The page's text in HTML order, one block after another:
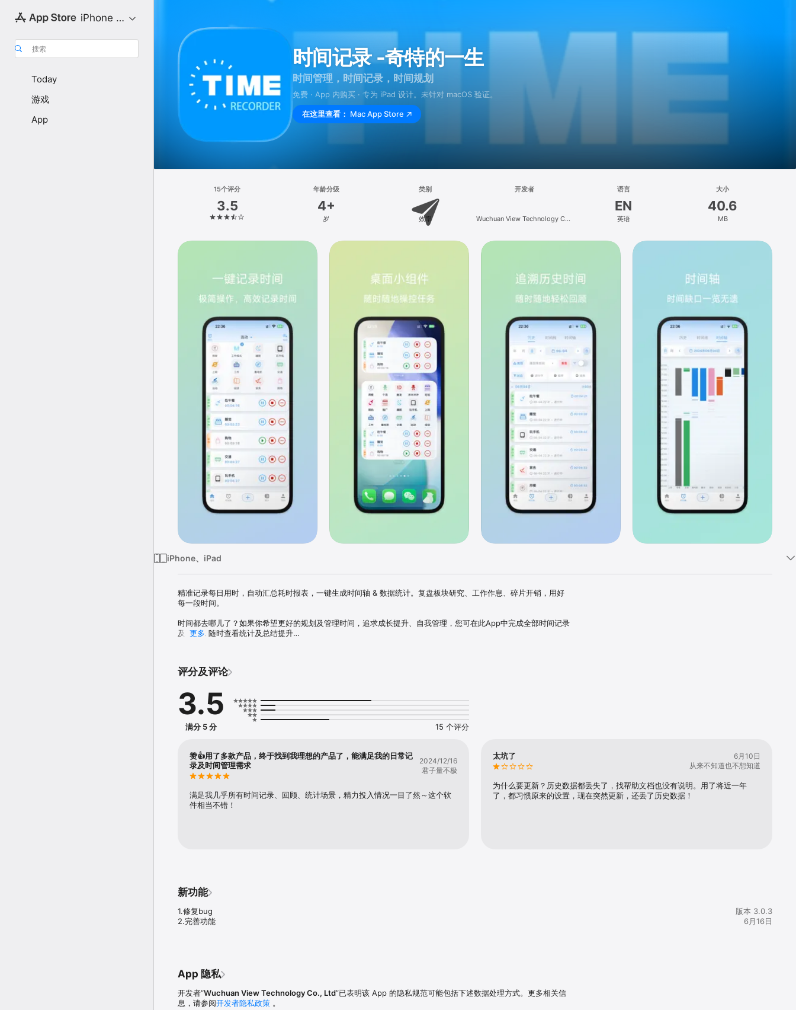
iPhone 专区
搜索
Today
游戏
App
时间记录 -奇特的一生
时间管理，时间记录，时间规划
免费 · App 内购买 · 专为 iPad 设计。未针对 macOS 验证。
在这里查看： Mac App Store
15个评分
3.5
年龄分级
4+
岁
类别
效率
开发者
Wuchuan View Technology Co.,
语言
EN
英语
大小
40.6
MB
iPhone、iPad
精准记录每日用时，自动汇总耗时报表，一键生成时间轴 & 数据统计。复盘板块研究、工作作息、碎片开销，用好
每一段时间。
时间都去哪儿了？如果你希望更好的规划及管理时间，追求成长提升、自我管理，您可在此App中完成全部时间记录
及规划，随时查看统计及总结提升
• 多维度统计分析图表：统计图、趋势图等，每天、每周、每月、每年时间的都去哪了一目了然；
• 极简风界面，帮助您更高效的专注任务，操作逻辑清晰简单；
更多
评分及评论
3.5
满分 5 分 15 个评分
赞👍用了多款产品，终于找到我理想的产品了，能满足我的日常记
录及时间管理需求
2024/12/16
君子量不极
满足我几乎所有时间记录、回顾、统计场景，精力投入情况一目了然～这个软
件相当不错！
太坑了
6月10日
从来不知道也不想知道
为什么要更新？历史数据都丢失了，找帮助文档也没有说明。用了将近一年
了，都习惯原来的设置，现在突然更新，还丢了历史数据！
新功能
1.修复bug
2.完善功能
版本 3.0.3
6月16日
App 隐私
开发者“Wuchuan View Technology Co., Ltd”已表明该 App 的隐私规范可能包括下述数据处理方式。更多相关信
息，请参阅开发者隐私政策 。